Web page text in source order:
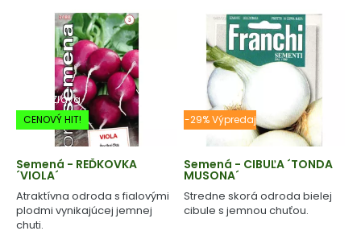
-20% Zľava
CENOVÝ HIT!
Semená - REĎKOVKA
´VIOLA´
Atraktívna odroda s fialovými
plodmi vynikajúcej jemnej
chuti.
-29% Výpredaj
Semená - CIBUĽA ´TONDA
MUSONA´
Stredne skorá odroda bielej
cibule s jemnou chuťou.